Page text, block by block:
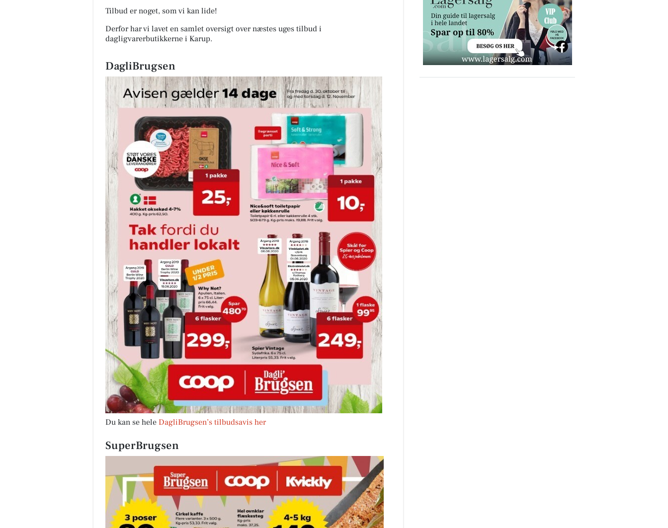
Tilbud er noget, som vi kan lide!
Derfor har vi lavet en samlet oversigt over næstes uges tilbud i
dagligvarerbutikkerne i Karup.
DagliBrugsen
Du kan se hele DagliBrugsen’s tilbudsavis her
SuperBrugsen